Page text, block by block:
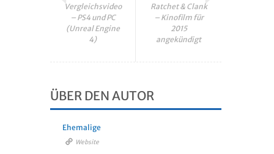
Vergleichsvideo
– PS4 und PC
(Unreal Engine
4)
Ratchet & Clank
– Kinofilm für
2015
angekündigt
ÜBER DEN AUTOR
Ehemalige
Website